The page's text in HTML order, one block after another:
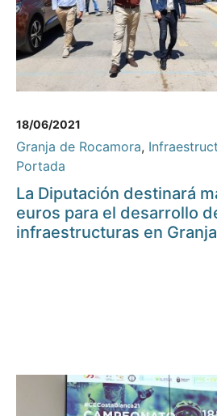
18/06/2021
Granja de Rocamora,
Portada
La Diputación destinará
euros para el desarrollo
infraestructuras en